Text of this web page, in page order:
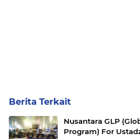
Berita Terkait
Nusantara GLP
Program) For